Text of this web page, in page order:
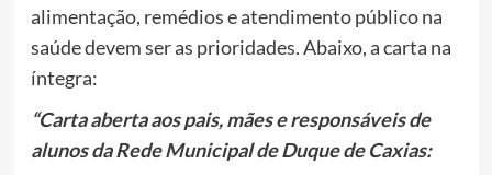
alimentação, remédios e atendimento público na
saúde devem ser as prioridades. Abaixo, a carta na
íntegra:
“Carta aberta aos pais, mães e responsáveis de
alunos da Rede Municipal de Duque de Caxias: